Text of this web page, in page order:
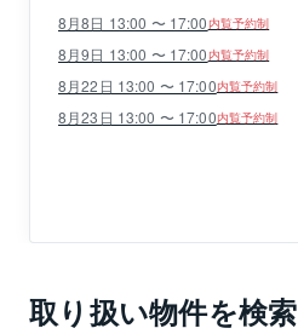
8月8日 13:00 〜 17:00 内覧予約制
8月9日 13:00 〜 17:00 内覧予約制
8月22日 13:00 〜 17:00内覧予約制
8月23日 13:00 〜 17:00内覧予約制
取り扱い物件を検索